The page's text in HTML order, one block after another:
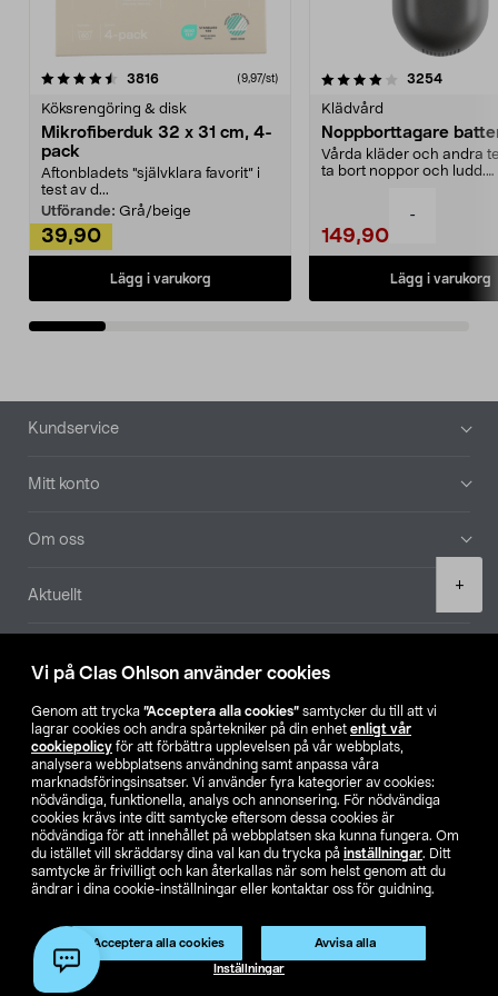
Vi på Clas Ohlson använder cookies
Genom att trycka ”Acceptera alla cookies” samtycker du till att vi
lagrar cookies och andra spårtekniker på din enhet enligt vår
cookiepolicy för att förbättra upplevelsen på vår webbplats,
analysera webbplatsens användning samt anpassa våra
marknadsföringsinsatser. Vi använder fyra kategorier av cookies:
nödvändiga, funktionella, analys och annonsering. För nödvändiga
cookies krävs inte ditt samtycke eftersom dessa cookies är
nödvändiga för att innehållet på webbplatsen ska kunna fungera. Om
du istället vill skräddarsy dina val kan du trycka på inställningar. Ditt
samtycke är frivilligt och kan återkallas när som helst genom att du
ändrar i dina cookie-inställningar eller kontaktar oss för guidning.
Acceptera alla cookies Avvisa alla
Inställningar
-
+
3816recensioner (9,97/st)
Köksrengöring & disk
Mikrofiberduk 32 x 31 cm, 4-
pack
Aftonbladets "självklara favorit” i
test av d...
Utförande: Grå/beige
39,90
Lägg i varukorg
4.0av 5 stjärnor 3254
Klädvård
Noppborttagare
Vårda kläder och andra
ta bort noppor och ludd.
149,90
Lägg i varukorg
4.5av 5 stjärnor
Sidfot
Kundservice
Mitt konto
Om oss
Aktuellt
Hitta butik
SE NO FI
Ändra till priser exklusive moms